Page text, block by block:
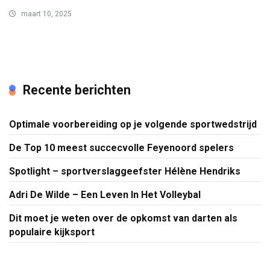
maart 10, 2025
Recente berichten
Optimale voorbereiding op je volgende sportwedstrijd
De Top 10 meest succecvolle Feyenoord spelers
Spotlight – sportverslaggeefster Hélène Hendriks
Adri De Wilde – Een Leven In Het Volleybal
Dit moet je weten over de opkomst van darten als
populaire kijksport